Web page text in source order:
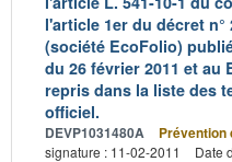
l'article 1er du décret n°
(société EcoFolio)
du 26 février 2011 et au
repris dans la liste des
officiel.
DEVP1031480A Prévention
signature : 11-02-2011
Date